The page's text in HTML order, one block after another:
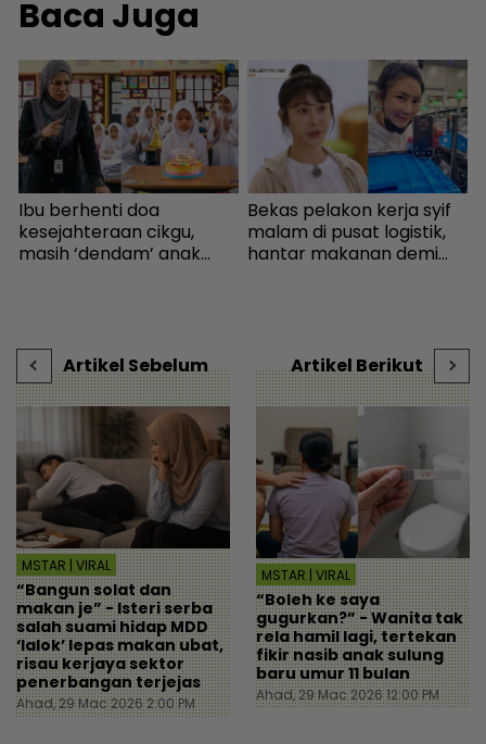
Baca Juga
Ibu berhenti doa
kesejahteraan cikgu,
masih ‘dendam’ anak
Bekas pelakon kerja syif
malam di pusat logistik,
hantar makanan demi
Artikel Sebelum
MSTAR | VIRAL
“Bangun solat dan
makan je” - Isteri serba
salah suami hidap MDD
‘lalok’ lepas makan ubat,
risau kerjaya sektor
penerbangan terjejas
Ahad, 29 Mac 2026 2:00 PM
Artikel Berikut
MSTAR | VIRAL
“Boleh ke saya
gugurkan?” - Wanita tak
rela hamil lagi, tertekan
fikir nasib anak sulung
baru umur 11 bulan
Ahad, 29 Mac 2026 12:00 PM